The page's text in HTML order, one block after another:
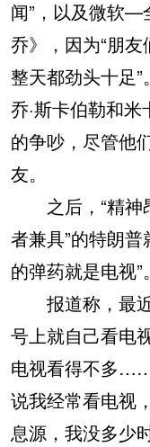
闻”，以及微软—
乔》，因为“朋
整天都劲头十足
乔·斯卡伯勒和
的争吵，尽管他
友。
之后，“精神
者兼具”的特朗
的弹药就是电视”。
报道称，最近
号上就自己看电
电视看得不多
说我经常看电视
息源，我没多少